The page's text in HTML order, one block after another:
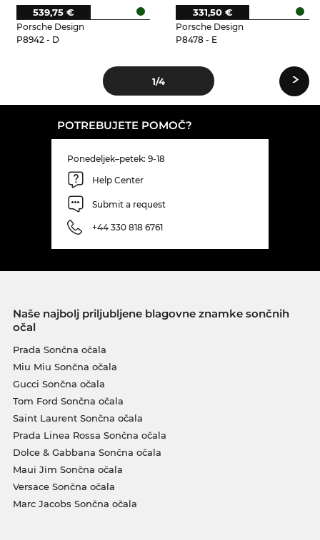
Porsche Design
P8942 - D
539,75 €
Porsche Design
P8478 - E
331,50 €
1/4 ›
POTREBUJETE POMOČ?
Ponedeljek–petek: 9-18
Help Center
Submit a request
+44 330 818 6761
Naše najbolj priljubljene blagovne znamke sončnih
očal
Prada Sončna očala
Miu Miu Sončna očala
Gucci Sončna očala
Tom Ford Sončna očala
Saint Laurent Sončna očala
Prada Linea Rossa Sončna očala
Dolce & Gabbana Sončna očala
Maui Jim Sončna očala
Versace Sončna očala
Marc Jacobs Sončna očala